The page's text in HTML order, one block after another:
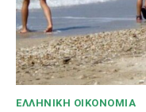
ΕΛΛΗΝΙΚΉ ΟΙΚΟΝΟΜΊΑ